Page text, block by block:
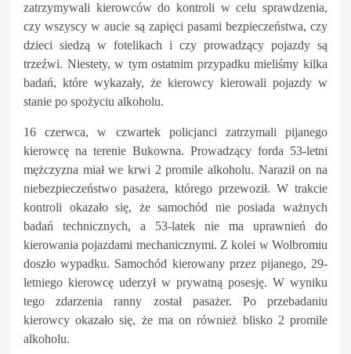
zatrzymywali kierowców do kontroli w celu sprawdzenia,
czy wszyscy w aucie są zapięci pasami bezpieczeństwa, czy
dzieci siedzą w fotelikach i czy prowadzący pojazdy są
trzeźwi. Niestety, w tym ostatnim przypadku mieliśmy kilka
badań, które wykazały, że kierowcy kierowali pojazdy w
stanie po spożyciu alkoholu.
16 czerwca, w czwartek policjanci zatrzymali pijanego
kierowcę na terenie Bukowna. Prowadzący forda 53-letni
mężczyzna miał we krwi 2 promile alkoholu. Naraził on na
niebezpieczeństwo pasażera, którego przewoził. W trakcie
kontroli okazało się, że samochód nie posiada ważnych
badań technicznych, a 53-latek nie ma uprawnień do
kierowania pojazdami mechanicznymi. Z kolei w Wolbromiu
doszło wypadku. Samochód kierowany przez pijanego, 29-
letniego kierowcę uderzył w prywatną posesję. W wyniku
tego zdarzenia ranny został pasażer. Po przebadaniu
kierowcy okazało się, że ma on również blisko 2 promile
alkoholu.